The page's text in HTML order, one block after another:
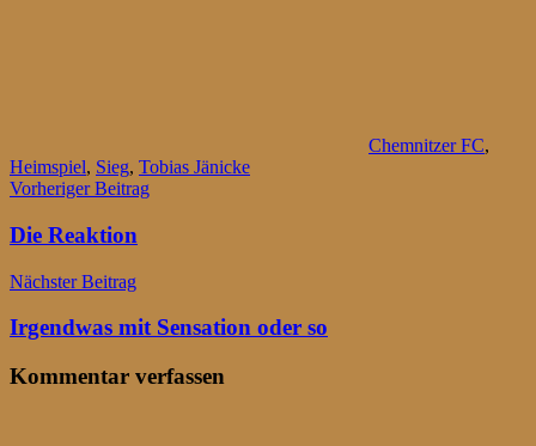
Chemnitzer FC,
Heimspiel, Sieg, Tobias Jänicke
Beitragsnavigation
Vorheriger Beitrag
Die Reaktion
Nächster Beitrag
Irgendwas mit Sensation oder so
Kommentar verfassen